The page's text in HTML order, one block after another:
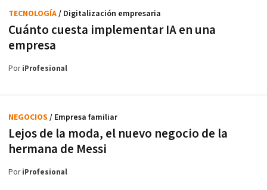
Cuánto cuesta implementar IA en una
empresa
TECNOLOGÍA/ Digitalización empresaria
PoriProfesional
Lejos de la moda, el nuevo negocio de la
hermana de Messi
NEGOCIOS / Empresa familiar
PoriProfesional